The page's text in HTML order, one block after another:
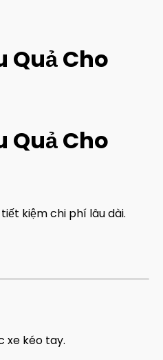
Quả Cho
Quả Cho
kiệm chi phí lâu dài.
xe kéo tay.